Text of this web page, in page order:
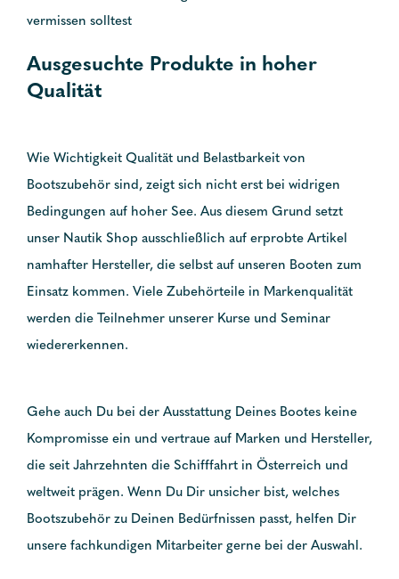
vermissen solltest
Ausgesuchte Produkte in hoher
Qualität
Wie Wichtigkeit Qualität und Belastbarkeit von
Bootszubehör sind, zeigt sich nicht erst bei widrigen
Bedingungen auf hoher See. Aus diesem Grund setzt
unser Nautik Shop ausschließlich auf erprobte Artikel
namhafter Hersteller, die selbst auf unseren Booten zum
Einsatz kommen. Viele Zubehörteile in Markenqualität
werden die Teilnehmer unserer Kurse und Seminar
wiedererkennen.
Gehe auch Du bei der Ausstattung Deines Bootes keine
Kompromisse ein und vertraue auf Marken und Hersteller,
die seit Jahrzehnten die Schifffahrt in Österreich und
weltweit prägen. Wenn Du Dir unsicher bist, welches
Bootszubehör zu Deinen Bedürfnissen passt, helfen Dir
unsere fachkundigen Mitarbeiter gerne bei der Auswahl.